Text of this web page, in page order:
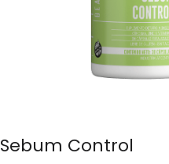
Sebum Control